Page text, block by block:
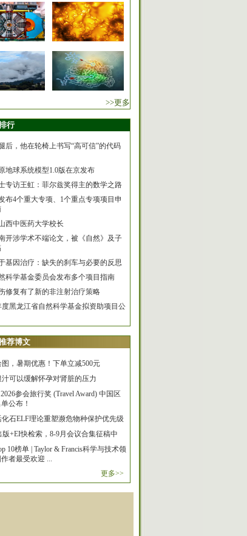
>>更多
行
后，他在轮椅上书写“高可信”的代码
地球系统模型1.0版在京发布
专访王虹：菲尔兹奖得主的数学之路
布4个重大专项、1个重点专项项目申
西中医药大学校长
开涉学术不端论文，被《自然》及子
基因治疗：缺失的刹车与必要的反思
科学基金委员会发布多个项目指南
修复有了新的非注射治疗策略
度黑龙江省自然科学基金拟资助项目公
荐博文
，暑期优惠！下单立减500元
汁可以缓解怀孕对肾脏的压力
参会旅行奖 (Travel Award) 中国区
公布！
化石ELF理论重塑濒危物种保护优先级
版+EI快检索，8-9月会议合集征稿中
10榜单 | Taylor & Francis科学与技术领
者最受欢迎 ...
更多>>